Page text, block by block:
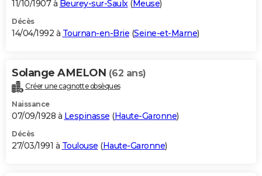
11/10/1907 à Beurey-sur-Saulx(Meuse)
Décès
14/04/1992 à Tournan-en-Brie (Seine-et-Marne)
Solange AMELON (62 ans)
Créer une cagnotte obsèques
Naissance
07/09/1928 à Lespinasse (Haute-Garonne)
Décès
27/03/1991 à Toulouse (Haute-Garonne)